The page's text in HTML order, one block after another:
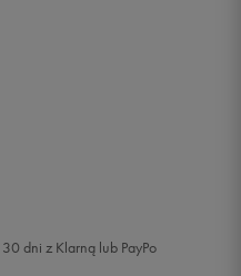
dni z Klarną lub PayPo